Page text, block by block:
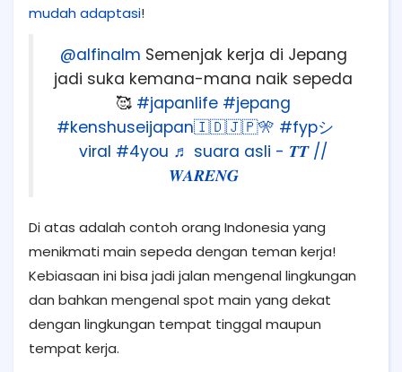
mudah adaptasi!
@alfinalm Semenjak kerja di Jepang
jadi suka kemana-mana naik sepeda
🥰 #japanlife #jepang
#kenshuseijapan🇮🇩🇯🇵🎌 #fypシ゚
viral #4you ♬ suara asli - 𝑻𝑻 //
𝑾𝑨𝑹𝑬𝑵𝑮
Di atas adalah contoh orang Indonesia yang
menikmati main sepeda dengan teman kerja!
Kebiasaan ini bisa jadi jalan mengenal lingkungan
dan bahkan mengenal spot main yang dekat
dengan lingkungan tempat tinggal maupun
tempat kerja.